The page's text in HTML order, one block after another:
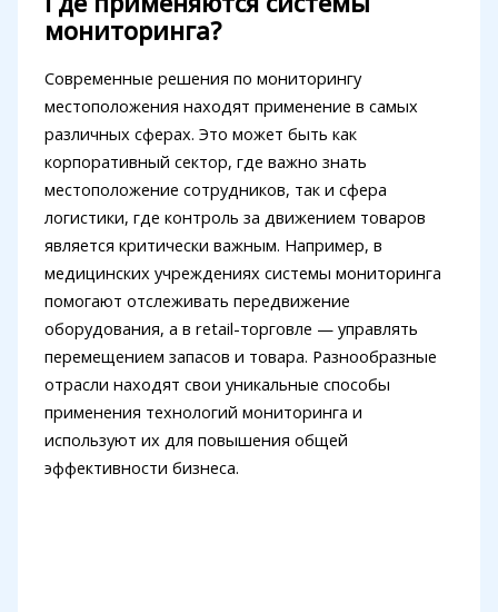
мониторинга?
Современные решения по мониторингу
местоположения находят применение в самых
различных сферах. Это может быть как
корпоративный сектор, где важно знать
местоположение сотрудников, так и сфера
логистики, где контроль за движением товаров
является критически важным. Например, в
медицинских учреждениях системы мониторинга
помогают отслеживать передвижение
оборудования, а в retail-торговле — управлять
перемещением запасов и товара. Разнообразные
отрасли находят свои уникальные способы
применения технологий мониторинга и
используют их для повышения общей
эффективности бизнеса.